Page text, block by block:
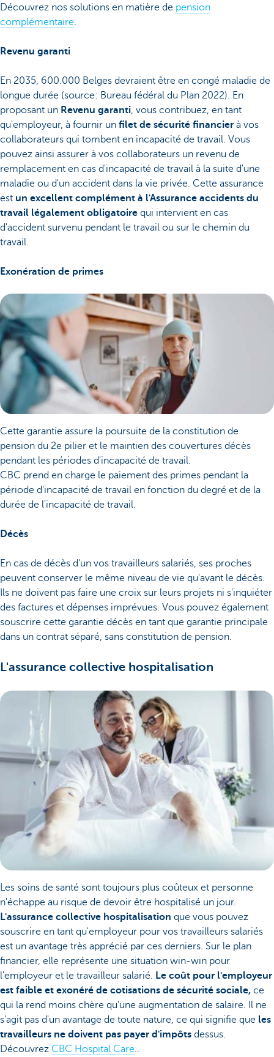
Découvrez nos solutions en matière de pension
complémentaire.
Revenu garanti
En 2035, 600.000 Belges devraient être en congé maladie de
longue durée (source: Bureau fédéral du Plan 2022). En
proposant un Revenu garanti, vous contribuez, en tant
qu'employeur, à fournir un filet de sécurité financier à vos
collaborateurs qui tombent en incapacité de travail. Vous
pouvez ainsi assurer à vos collaborateurs un revenu de
remplacement en cas d'incapacité de travail à la suite d'une
maladie ou d'un accident dans la vie privée. Cette assurance
est un excellent complément à l'Assurance accidents du
travail légalement obligatoire qui intervient en cas
d'accident survenu pendant le travail ou sur le chemin du
travail.
Exonération de primes
Cette garantie assure la poursuite de la constitution de
pension du 2e pilier et le maintien des couvertures décès
pendant les périodes d'incapacité de travail.
CBC prend en charge le paiement des primes pendant la
période d'incapacité de travail en fonction du degré et de la
durée de l'incapacité de travail.
Décès
En cas de décès d'un vos travailleurs salariés, ses proches
peuvent conserver le même niveau de vie qu'avant le décès.
Ils ne doivent pas faire une croix sur leurs projets ni s'inquiéter
des factures et dépenses imprévues. Vous pouvez également
souscrire cette garantie décès en tant que garantie principale
dans un contrat séparé, sans constitution de pension.
L'assurance collective hospitalisation
Les soins de santé sont toujours plus coûteux et personne
n'échappe au risque de devoir être hospitalisé un jour.
L'assurance collective hospitalisation que vous pouvez
souscrire en tant qu'employeur pour vos travailleurs salariés
est un avantage très apprécié par ces derniers. Sur le plan
financier, elle représente une situation win-win pour
l'employeur et le travailleur salarié. Le coût pour l'employeur
est faible et exonéré de cotisations de sécurité sociale, ce
qui la rend moins chère qu'une augmentation de salaire. Il ne
s'agit pas d'un avantage de toute nature, ce qui signifie que les
travailleurs ne doivent pas payer d'impôts dessus.
Découvrez CBC Hospital Care..